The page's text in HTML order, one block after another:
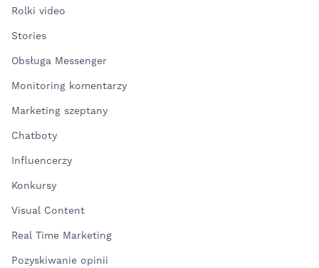
Rolki video
Stories
Obsługa Messenger
Monitoring komentarzy
Marketing szeptany
Chatboty
Influencerzy
Konkursy
Visual Content
Real Time Marketing
Pozyskiwanie opinii